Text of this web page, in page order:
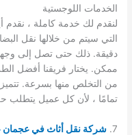
الخدمات اللوجستية
لنقدم لك خدمة كاملة ، نقدم
التي سيتم من خلالها نقل
دقيقة. ذلك حتى تصل إلى
ممكن. يختار فريقنا أفضل
من التخلص منها بسرعة. تتميز
تمامًا ، لأن كل عميل يتطلب
7. شركة نقل أثاث في عجمان